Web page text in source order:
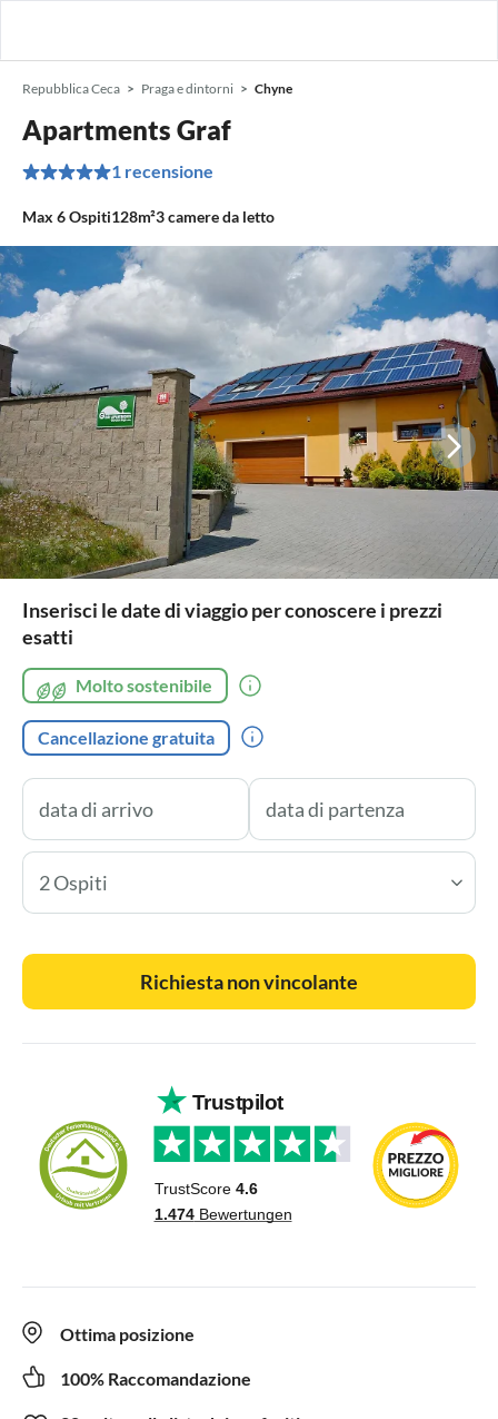
Repubblica Ceca Praga e dintorni Chyne
Apartments Graf
1 recensione
Max 6Ospiti128m²3camere da letto
Inserisci le date di viaggio per conoscere i prezzi
esatti
Molto sostenibile
Cancellazione gratuita
2 Ospiti
Richiesta non vincolante
Ottima posizione
100% Raccomandazione